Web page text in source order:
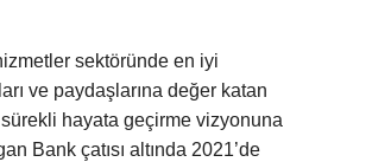
sektöründe en iyi
ve paydaşlarına değer katan
hayata geçirme vizyonuna
Bank çatısı altında 2021’de